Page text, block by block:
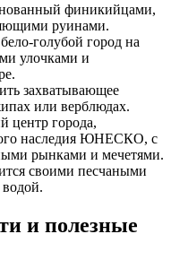
финикийцами,
руинами.
голубой город на
улочками и
захватывающее
или верблюдах.
центр города,
наследия ЮНЕСКО, с
рынками и мечетями.
своими песчаными
и полезные